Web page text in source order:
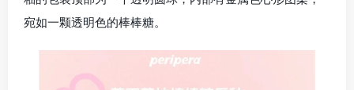
宛如一颗透明色的棒棒糖。